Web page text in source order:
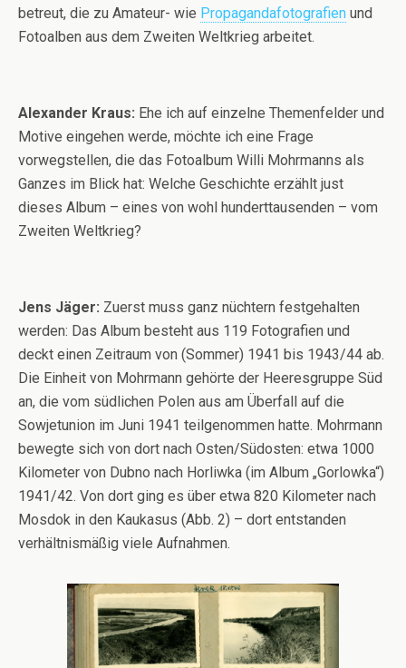
betreut, die zu Amateur- wie Propagandafotografien und
Fotoalben aus dem Zweiten Weltkrieg arbeitet.
Alexander Kraus: Ehe ich auf einzelne Themenfelder und
Motive eingehen werde, möchte ich eine Frage
vorwegstellen, die das Fotoalbum Willi Mohrmanns als
Ganzes im Blick hat: Welche Geschichte erzählt just
dieses Album – eines von wohl hunderttausenden – vom
Zweiten Weltkrieg?
Jens Jäger: Zuerst muss ganz nüchtern festgehalten
werden: Das Album besteht aus 119 Fotografien und
deckt einen Zeitraum von (Sommer) 1941 bis 1943/44 ab.
Die Einheit von Mohrmann gehörte der Heeresgruppe Süd
an, die vom südlichen Polen aus am Überfall auf die
Sowjetunion im Juni 1941 teilgenommen hatte. Mohrmann
bewegte sich von dort nach Osten/Südosten: etwa 1000
Kilometer von Dubno nach Horliwka (im Album „Gorlowka“)
1941/42. Von dort ging es über etwa 820 Kilometer nach
Mosdok in den Kaukasus (Abb. 2) – dort entstanden
verhältnismäßig viele Aufnahmen.